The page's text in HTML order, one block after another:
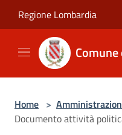
Regione Lombardia
Home >
Documento attività